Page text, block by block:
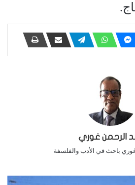
الرحمن غوري
باحث في الأدب والفلسفة